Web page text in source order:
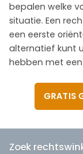
CONTACT
bepalen welke
situatie. Een
een eerste
alternatief kunt
hebben met
GRATIS
Zoek